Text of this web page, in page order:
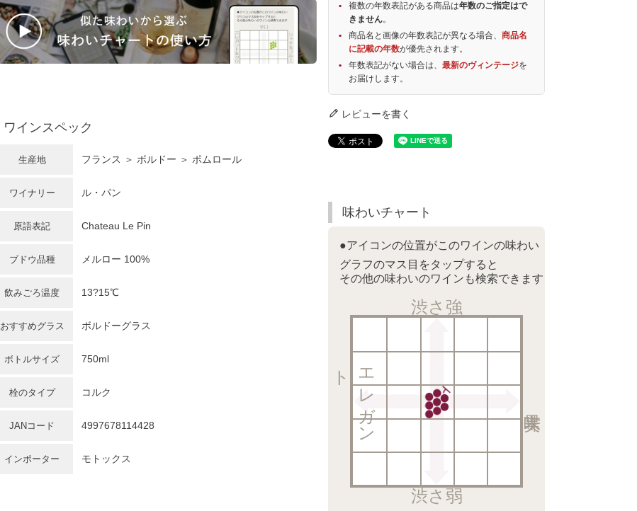
ワインスペック
生産地 フランス ＞ ボルドー ＞ ポムロール
ワイナリー ル・パン
原語表記 Chateau Le Pin
ブドウ品種 メルロー 100%
飲みごろ温度 13?15℃
おすすめグラス ボルドーグラス
ボトルサイズ 750ml
栓のタイプ コルク
JANコード 4997678114428
インポーター モトックス
複数の年数表記がある商品は年数のご指定はで
きません。
商品名と画像の年数表記が異なる場合、商品名
に記載の年数が優先されます。
年数表記がない場合は、最新のヴィンテージを
お届けします。
レビューを書く
味わいチャート
●アイコンの位置がこのワインの味わい
グラフのマス目をタップすると
その他の味わいのワインも検索できます
渋さ強
渋さ弱
エ
レ
ガ
ン
ト